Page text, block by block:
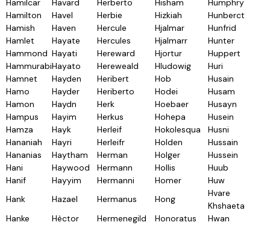
Hamilcar Havard Herberto Hisham
Humphry
Hamilton
Havel Herbie Hizkiah
Hunberct
Hamish
Haven Hercule Hjalmar
Hunfrid
Hamlet
Hayate Hercules Hjalmarr
Hunter
Hammond Hayati Hereward Hjortur
Huppert
HammurabiHayato Hereweald Hludowig
Huri
Hamnet
Hayden Heribert Hob
Husain
Hamo
Hayder Heriberto Hodei
Husam
Hamon
Haydn Herk Hoebaer
Husayn
Hampus
Hayim Herkus Hohepa
Husein
Hamza
Hayk Herleif Hokolesqua
Husni
Hananiah
Hayri Herleifr Holden
Hussain
Hananias
Haytham Herman Holger
Hussein
Hani
Haywood Hermann Hollis
Huub
Hanif
Hayyim Hermanni Homer
Huw
Hank
Hazael Hermanus Hong
Hvare
Khshaeta
Hanke
Hèctor Hermenegild Honoratus
Hwan